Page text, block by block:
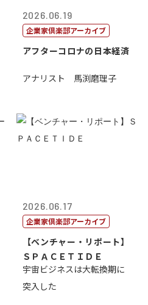
2026.06.19
企業家倶楽部アーカイブ
アフターコロナの日本経済
アナリスト 馬渕磨理子
2026.06.17
企業家倶楽部アーカイブ
【ベンチャー・リポート】
ＳＰＡＣＥＴＩＤＥ
宇宙ビジネスは大転換期に
突入した